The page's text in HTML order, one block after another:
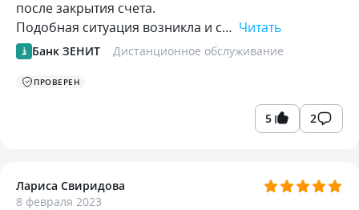
после закрытия счета.
Подобная ситуация возникла и с… Читать
Банк ЗЕНИТ Дистанционное обслуживание
ПРОВЕРЕН
5 2
Лариса Свиридова
8 февраля 2023